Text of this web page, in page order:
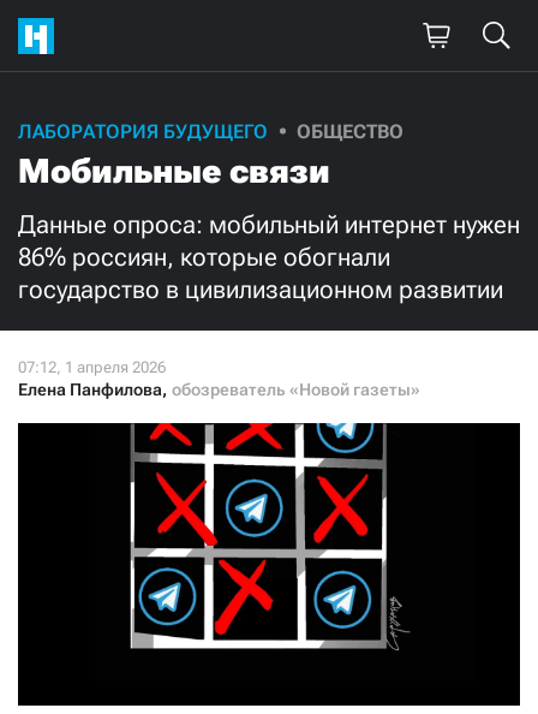
ЛАБОРАТОРИЯ БУДУЩЕГО ОБЩЕСТВО
Мобильные связи
Данные опроса: мобильный интернет нужен
86% россиян, которые обогнали
государство в цивилизационном развитии
Елена Панфилова, обозреватель «Новой газеты»
Поддержите
нашу работу!
Ежемесячно Разово
3000 1000
Нажимая кнопку «Стать соучастником»,
условия и подтверждаю свое гражданство РФ
СТАТЬ СОУЧАСТНИКОМ
ПОДЕЛИТЬСЯ С ДРУЗЬЯМИ
Если у вас есть вопросы, пишите donate@novayagazeta.ru